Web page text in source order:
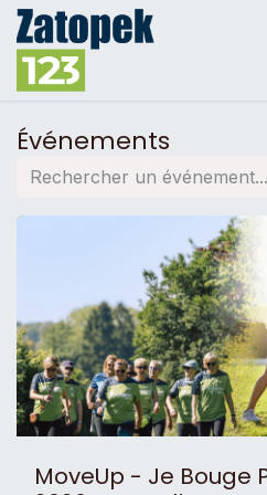
Se rendre au contenu
Événements
MoveUp - Je Bouge